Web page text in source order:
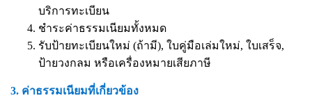
บริการทะเบียน
ชำระค่าธรรมเนียมทั้งหมด
รับป้ายทะเบียนใหม่ (ถ้ามี), ใบคู่มือเล่มใหม่, ใบเสร็จ,
ป้ายวงกลม หรือเครื่องหมายเสียภาษี
3. ค่าธรรมเนียมที่เกี่ยวข้อง